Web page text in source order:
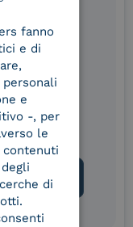
CIE
EN ISO 37001
EN ISO 27001
disponibili
Inoltrando il
compreso le
ITALIAN
fanno
e di
e
-, per
le
contenuti
di